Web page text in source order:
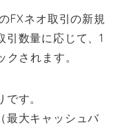
FXネオ取引の新規
数量に応じて、1
されます。
す。
最大キャッシュバ